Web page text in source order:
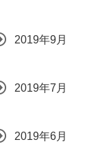
2019年9月
2019年7月
2019年6月